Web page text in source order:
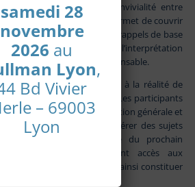
de proximité et de convivialité entre
Le programme dense permet de couvrir
Naturellement, les rappels de base
et tout ce qui touche à l’interprétation
(et ses variantes) est indispensable.
doit « coller » au mieux à la réalité de
dans ce programme. Les participants
à évaluer l’organisation générale et
Ils peuvent suggérer des sujets
dans le programme du prochain
via Internet, ils auront accès aux
en format PDF ; et ainsi constituer
à leur disposition.
samedi 28
novembre
2026 au
Lyon,
Bd Vivier
– 69003
Lyon